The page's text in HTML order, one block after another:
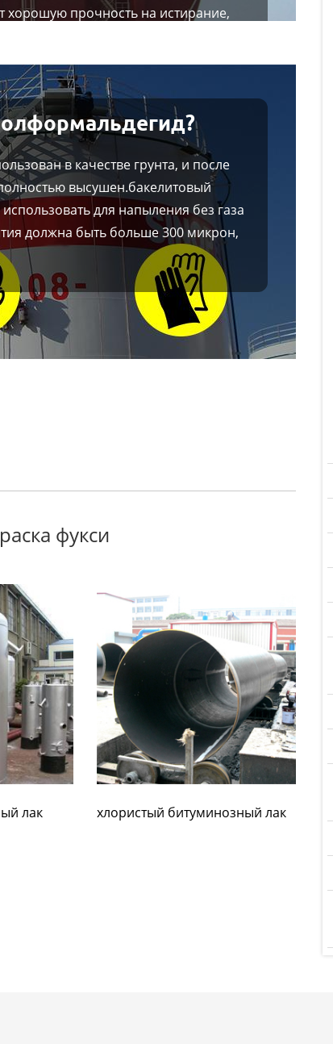
хорошую прочность на истирание,
в качестве грунта, и после
высушен.бакелитовый
для напыления без газа
должна быть больше 300 микрон,
фукси
лак хлористый битуминозный лак